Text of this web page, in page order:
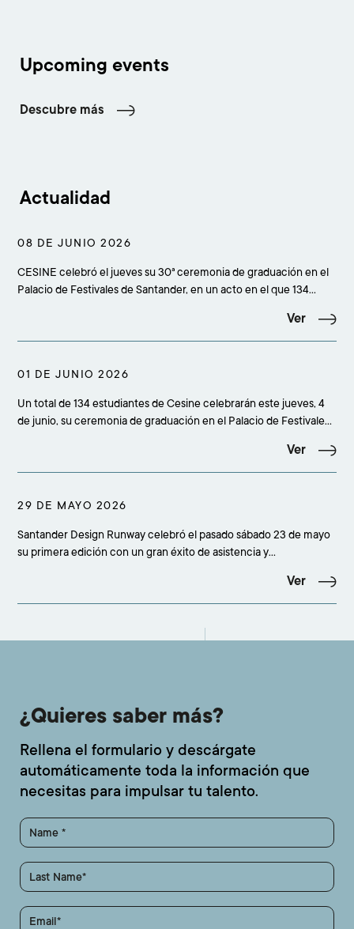
Upcoming events
Descubre más
Actualidad
08 DE JUNIO 2026
CESINE celebró el jueves su 30ª ceremonia de graduación en el
Palacio de Festivales de Santander, en un acto en el que 134
más de 500 personas entre alumnado, familiares, amigos,
profesorado, equipo académico, staff y rep
Ver
01 DE JUNIO 2026
Un total de 134 estudiantes de Cesine celebrarán este jueves, 4
de junio, su ceremonia de graduación en el Palacio de Festivales
reunirá a más de 500 personas entre alumnado, familiares,
amigos, profesorado, equipo académico
Ver
29 DE MAYO 2026
Santander Design Runway celebró el pasado sábado 23 de mayo
su primera edición con un gran éxito de asistencia y
concesionario Adarsa Mercedes-Benz de Santander. La cita
confirmó el interés creciente por la moda emergente y cons
Ver
¿Quieres saber más?
Rellena el formulario y descárgate
automáticamente toda la información que
necesitas para impulsar tu talento.
Name
Last Name
Email